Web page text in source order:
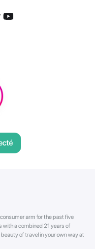
arm for the past five
a combined 21 years of
of travel in your own way at